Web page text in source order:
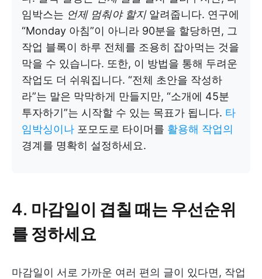
임박스는 언제 멈춰야 할지알려줍니다. 연구에
“Monday 아침”이 아니라 90분을 할당하면, 그
작업 블록이 하루 전체를 조용히 잡아먹는 것을
막을 수 있습니다. 또한, 이 방법을 통해 두려운
작업도 더 쉬워집니다. “전체 초안을 작성하
라”는 말은 막막하게 만들지만, “소개에 45분
투자하기”는 시작할 수 있는 목표가 됩니다. 타
임박싱이나 포모도로 타이머를 활용해 작업의
경계를 명확히 설정하세요.
4. 마감일이 겹칠 때는 우선순위
를 정하세요
마감일이 서로 가까운 여러 편의 글이 있다면, 작업